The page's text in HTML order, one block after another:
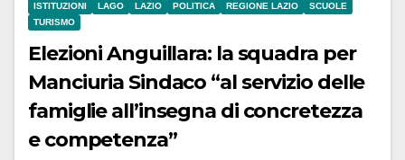
ISTITUZIONI
LAGO LAZIO POLITICA REGIONE LAZIO
SCUOLE
TURISMO
Elezioni Anguillara: la squadra per
Manciuria Sindaco “al servizio delle
famiglie all’insegna di concretezza
e competenza”